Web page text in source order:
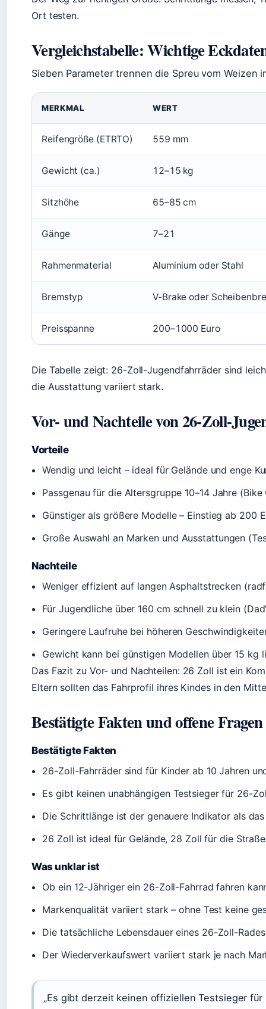
Ort testen.
Vergleichstabelle: Wichtige
Sieben Parameter trennen die Spreu vom Weizen
MERKMAL WERT
Reifengröße (ETRTO) 559 mm
Gewicht (ca.) 12–15 kg
Sitzhöhe 65–85 cm
Gänge 7–21
Rahmenmaterial Aluminium oder Stahl
Bremstyp V-Brake oder
Preisspanne 200–1000 Euro
Die Tabelle zeigt: 26-Zoll-Jugendfahrräder sind
die Ausstattung variiert stark.
Vor- und Nachteile von 26-Zoll-
Vorteile
Wendig und leicht – ideal für Gelände und enge
Passgenau für die Altersgruppe 10–14 Jahre (Bike
Günstiger als größere Modelle – Einstieg ab 200
Große Auswahl an Marken und Ausstattungen
Nachteile
Weniger effizient auf langen Asphaltstrecken
Für Jugendliche über 160 cm schnell zu klein
Geringere Laufruhe bei höheren
Gewicht kann bei günstigen Modellen über 15 kg
Das Fazit zu Vor- und Nachteilen: 26 Zoll ist ein
Eltern sollten das Fahrprofil ihres Kindes in den
Bestätigte Fakten und offene Fragen
Bestätigte Fakten
26-Zoll-Fahrräder sind für Kinder ab 10 Jahren
Es gibt keinen unabhängigen Testsieger für 26-
Die Schrittlänge ist der genauere Indikator als das
26 Zoll ist ideal für Gelände, 28 Zoll für die
Was unklar ist
Ob ein 12-Jähriger ein 26-Zoll-Fahrrad fahren
Markenqualität variiert stark – ohne Test keine
Die tatsächliche Lebensdauer eines 26-Zoll-
Der Wiederverkaufswert variiert stark je nach
„Es gibt derzeit keinen offiziellen Testsieger